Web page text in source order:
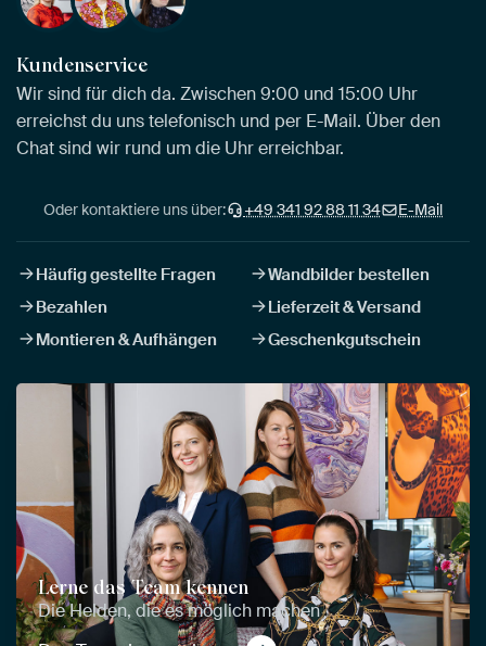
Kundenservice
Wir sind für dich da. Zwischen 9:00 und 15:00 Uhr
erreichst du uns telefonisch und per E-Mail. Über den
Chat sind wir rund um die Uhr erreichbar.
Oder kontaktiere uns über: +49 341 92 88 11 34 E-Mail
Häufig gestellte Fragen
Wandbilder bestellen
Bezahlen
Lieferzeit & Versand
Montieren & Aufhängen
Geschenkgutschein
Lerne das Team kennen
Die Helden, die es möglich machen